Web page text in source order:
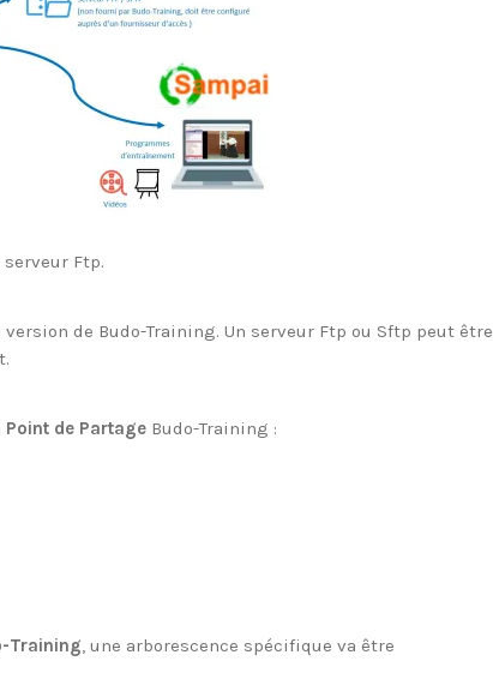
Ftp.
de Budo-Training. Un serveur Ftp ou Sftp peut être
Point de Partage Budo-Training :
Training, une arborescence spécifique va être